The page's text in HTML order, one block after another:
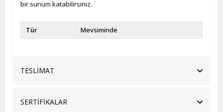
bir sunum katabilirsiniz.
Tür Mevsiminde
TESLİMAT
SERTİFİKALAR